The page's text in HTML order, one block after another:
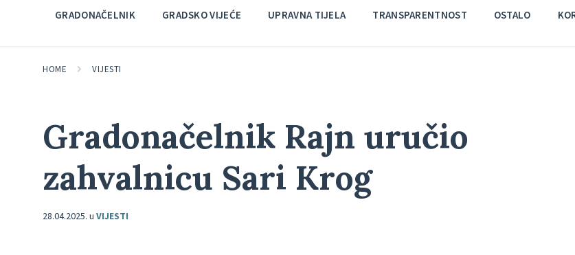
GRADONAČELNIK GRADSKO VIJEĆE UPRAVNA TIJELA TRANSPARENTNOST OSTALO
HOME VIJESTI
Gradonačelnik Rajn uručio
zahvalnicu Sari Krog
28.04.2025. u VIJESTI